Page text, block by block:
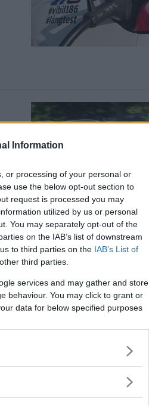
Information
or processing of your personal or
use the below opt-out section to
request is processed you may
utilized by us or personal
You may separately opt-out of the
on the IAB’s list of downstream
to third parties on the IAB’s List of
third parties.
services and may gather and store
behaviour. You may click to grant or
data for below specified purposes
–